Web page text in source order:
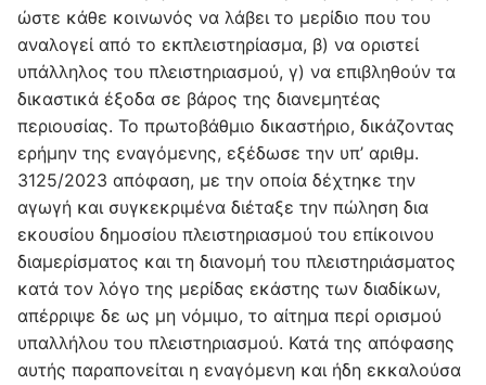
ώστε κάθε κοινωνός να λάβει το μερίδιο που του
αναλογεί από το εκπλειστηρίασμα, β) να οριστεί
υπάλληλος του πλειστηριασμού, γ) να επιβληθούν τα
δικαστικά έξοδα σε βάρος της διανεμητέας
περιουσίας. Το πρωτοβάθμιο δικαστήριο, δικάζοντας
ερήμην της εναγόμενης, εξέδωσε την υπ’ αριθμ.
3125/2023 απόφαση, με την οποία δέχτηκε την
αγωγή και συγκεκριμένα διέταξε την πώληση δια
εκουσίου δημοσίου πλειστηριασμού του επίκοινου
διαμερίσματος και τη διανομή του πλειστηριάσματος
κατά τον λόγο της μερίδας εκάστης των διαδίκων,
απέρριψε δε ως μη νόμιμο, το αίτημα περί ορισμού
υπαλλήλου του πλειστηριασμού. Κατά της απόφασης
αυτής παραπονείται η εναγόμενη και ήδη εκκαλούσα